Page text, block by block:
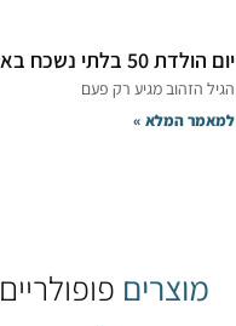
יום הולדת 50 בלתי נשכח באוהל למכירה
הגיל הזהוב מגיע רק פעם
למאמר המלא »
מוצרים פופולריים